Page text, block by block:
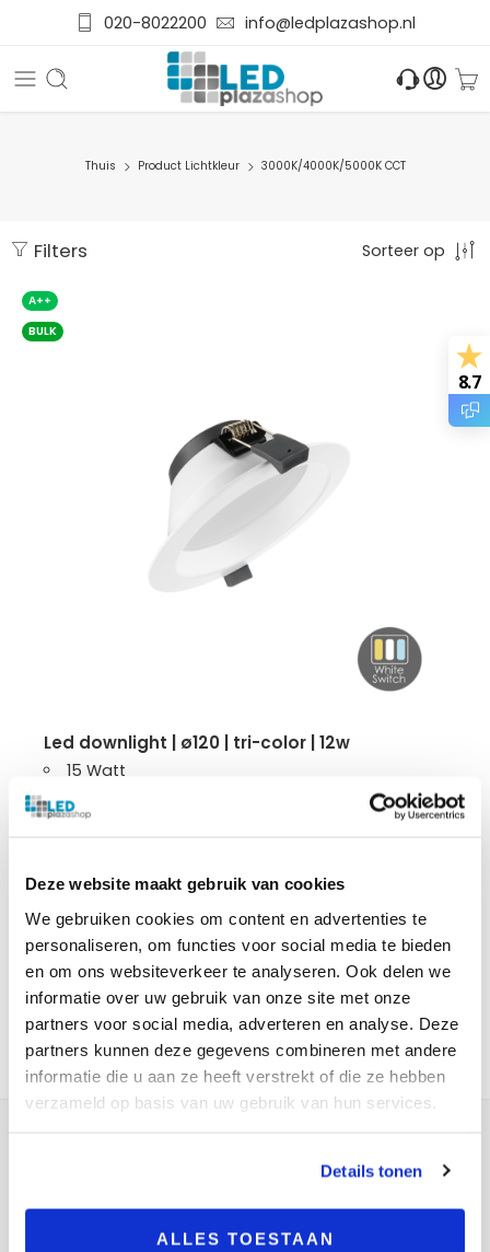
Deze website maakt gebruik van cookies
We gebruiken cookies om content en advertenties te
personaliseren, om functies voor social media te bieden
en om ons websiteverkeer te analyseren. Ook delen we
informatie over uw gebruik van onze site met onze
partners voor social media, adverteren en analyse. Deze
partners kunnen deze gegevens combineren met andere
informatie die u aan ze heeft verstrekt of die ze hebben
verzameld op basis van uw gebruik van hun services.
Details tonen
ALLES TOESTAAN
020-8022200 info@ledplazashop.nl
Thuis Product Lichtkleur 3000K/4000K/5000K CCT
Filters Sorteer op
A++
BULK
led downlight | ø120 | tri-color | 12w
15 Watt
100 lumen per watt
120-140mm zaagmaat
Poortland 186, 1046 BD Amsterdam
8.7